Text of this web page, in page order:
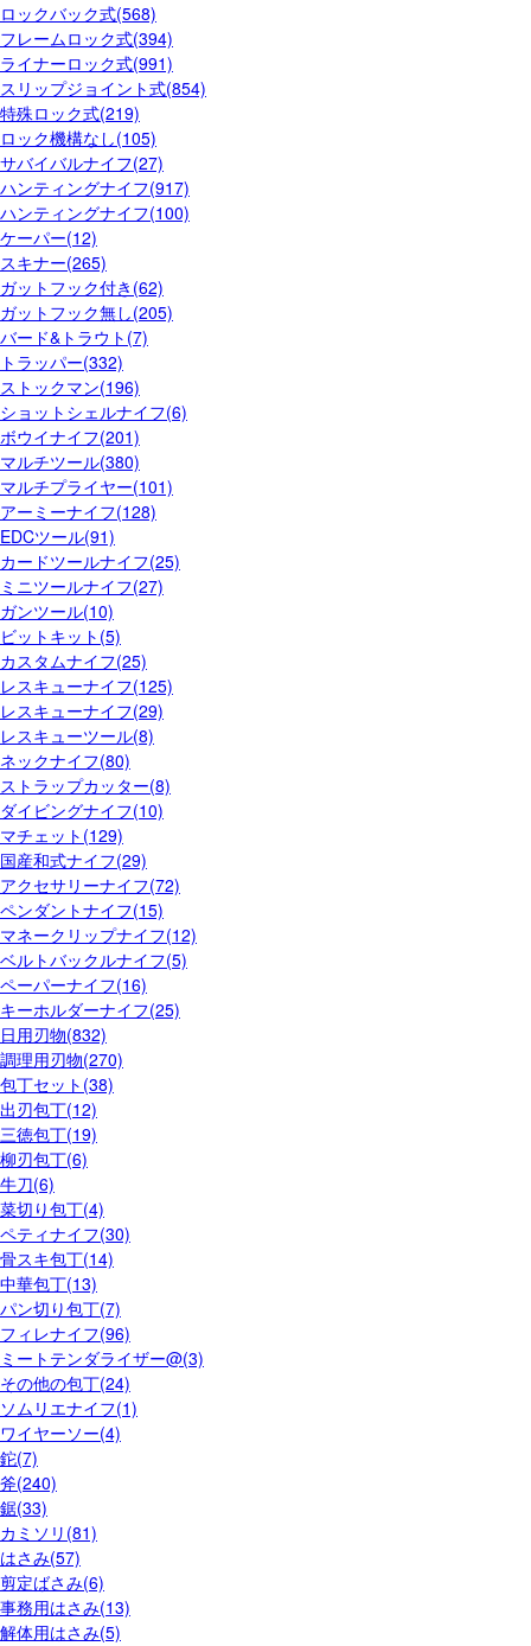
ロックバック式(568)
フレームロック式(394)
ライナーロック式(991)
スリップジョイント式(854)
特殊ロック式(219)
ロック機構なし(105)
サバイバルナイフ(27)
ハンティングナイフ(917)
ハンティングナイフ(100)
ケーパー(12)
スキナー(265)
ガットフック付き(62)
ガットフック無し(205)
バード&トラウト(7)
トラッパー(332)
ストックマン(196)
ショットシェルナイフ(6)
ボウイナイフ(201)
マルチツール(380)
マルチプライヤー(101)
アーミーナイフ(128)
EDCツール(91)
カードツールナイフ(25)
ミニツールナイフ(27)
ガンツール(10)
ビットキット(5)
カスタムナイフ(25)
レスキューナイフ(125)
レスキューナイフ(29)
レスキューツール(8)
ネックナイフ(80)
ストラップカッター(8)
ダイビングナイフ(10)
マチェット(129)
国産和式ナイフ(29)
アクセサリーナイフ(72)
ペンダントナイフ(15)
マネークリップナイフ(12)
ベルトバックルナイフ(5)
ペーパーナイフ(16)
キーホルダーナイフ(25)
日用刃物(832)
調理用刃物(270)
包丁セット(38)
出刃包丁(12)
三徳包丁(19)
柳刃包丁(6)
牛刀(6)
菜切り包丁(4)
ペティナイフ(30)
骨スキ包丁(14)
中華包丁(13)
パン切り包丁(7)
フィレナイフ(96)
ミートテンダライザー@(3)
その他の包丁(24)
ソムリエナイフ(1)
ワイヤーソー(4)
鉈(7)
斧(240)
鋸(33)
カミソリ(81)
はさみ(57)
剪定ばさみ(6)
事務用はさみ(13)
解体用はさみ(5)